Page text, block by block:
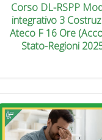
Corso DL-RSPP
integrativo 3
Ateco F 16 Ore
Stato-Regioni